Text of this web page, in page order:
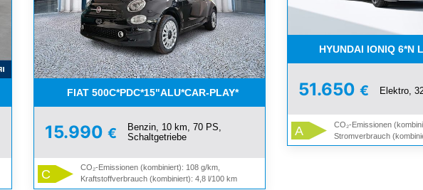
FIAT 500C*PDC*15"ALU*CAR-PLAY*
15.990 €
Benzin, 10 km, 70 PS,
Schaltgetriebe
C
CO₂-Emissionen (kombiniert): 108 g/km,
Kraftstoffverbrauch (kombiniert): 4,8 l/100 km
HYUNDAI IONIQ 6*N
51.650€ Elektro,
A
CO₂-Emissionen
Stromverbrauch